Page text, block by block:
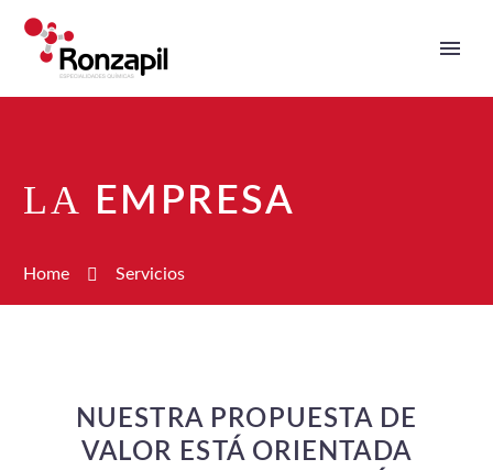
LA EMPRESA
Home Servicios
NUESTRA PROPUESTA DE
VALOR ESTÁ ORIENTADA